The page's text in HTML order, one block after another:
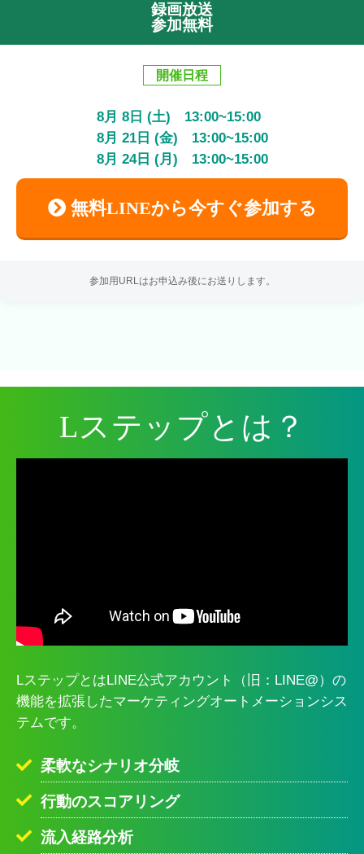
録画放送
参加無料
開催日程
8月 8日 (土) 13:00~15:00
8月 21日 (金) 13:00~15:00
8月 24日 (月) 13:00~15:00
無料LINEから今すぐ参加する
参加用URLはお申込み後にお送りします。
Lステップとは？
LステップとはLINE公式アカウント（旧：LINE@）の
機能を拡張したマーケティングオートメーションシス
テムです。
柔軟なシナリオ分岐
行動のスコアリング
流入経路分析